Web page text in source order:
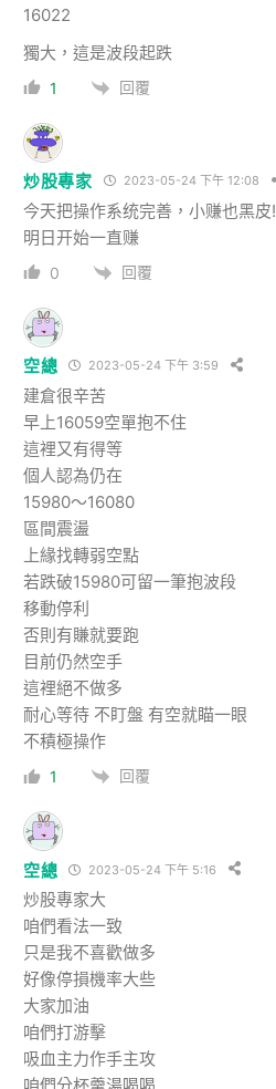
16022
獨大，這是波段起跌
1 回覆
炒股專家 2023-05-24 下午 12:08
今天把操作系统完善，小赚也黑皮!
明日开始一直赚
0 回覆
空總 2023-05-24 下午 3:59
建倉很辛苦
早上16059空單抱不住
這裡又有得等
個人認為仍在
15980～16080
區間震盪
上緣找轉弱空點
若跌破15980可留一筆抱波段
移動停利
否則有賺就要跑
目前仍然空手
這裡絕不做多
耐心等待 不盯盤 有空就瞄一眼
不積極操作
1 回覆
空總 2023-05-24 下午 5:16
炒股專家大
咱們看法一致
只是我不喜歡做多
好像停損機率大些
大家加油
咱們打游擊
吸血主力作手主攻